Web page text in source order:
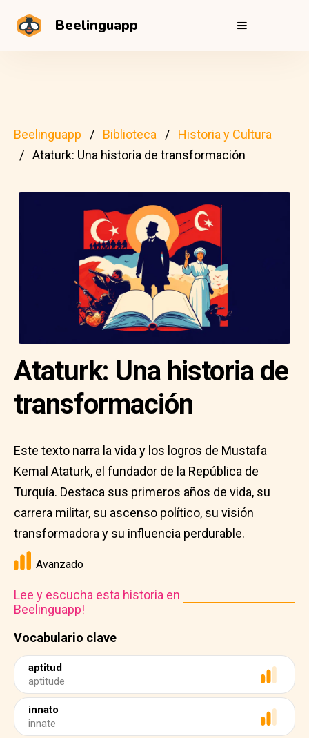
Beelinguapp
Beelinguapp Biblioteca
Historia y Cultura
Ataturk: Una historia de transformación
Vocabulario clave
aptitud
aptitude
innato
innate
Ataturk: Una historia de
transformación
Este texto narra la vida y los logros de Mustafa
Kemal Ataturk, el fundador de la República de
Turquía. Destaca sus primeros años de vida, su
carrera militar, su ascenso político, su visión
transformadora y su influencia perdurable.
Avanzado
Lee y escucha esta historia en
Beelinguapp!